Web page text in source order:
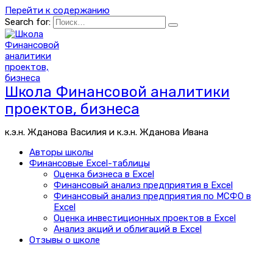
Перейти к содержанию
Search for:
Школа Финансовой аналитики
проектов, бизнеса
к.э.н. Жданова Василия и к.э.н. Жданова Ивана
Авторы школы
Финансовые Excel-таблицы
Оценка бизнеса в Excel
Финансовый анализ предприятия в Excel
Финансовый анализ предприятия по МСФО в
Excel
Оценка инвестиционных проектов в Excel
Анализ акций и облигаций в Excel
Отзывы о школе